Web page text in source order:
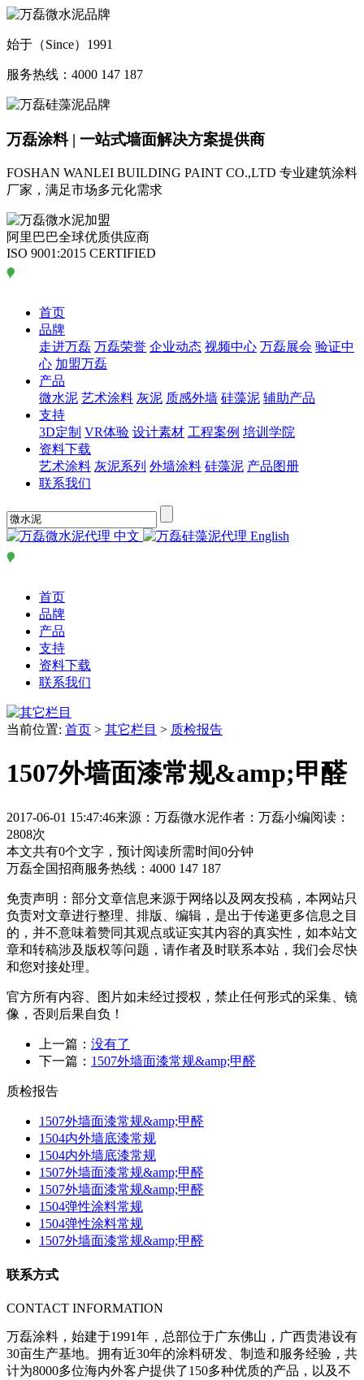
始于（Since）1991
服务热线：4000 147 187
万磊涂料 | 一站式墙面解决方案提供商
FOSHAN WANLEI BUILDING PAINT CO.,LTD 专业建筑涂料
厂家，满足市场多元化需求
阿里巴巴全球优质供应商
ISO 9001:2015 CERTIFIED
首页
品牌
走进万磊 万磊荣誉 企业动态 视频中心 万磊展会 验证中
心 加盟万磊
产品
微水泥 艺术涂料 灰泥 质感外墙 硅藻泥 辅助产品
支持
3D定制 VR体验 设计素材 工程案例 培训学院
资料下载
艺术涂料 灰泥系列 外墙涂料 硅藻泥 产品图册
联系我们
中文 English
首页
品牌
产品
支持
资料下载
联系我们
当前位置: 首页 > 其它栏目 > 质检报告
1507外墙面漆常规&amp;甲醛
2017-06-01 15:47:46来源：万磊微水泥作者：万磊小编阅读：
2808次
本文共有0个文字，预计阅读所需时间0分钟
万磊全国招商服务热线： 4000 147 187
免责声明：部分文章信息来源于网络以及网友投稿，本网站只
负责对文章进行整理、排版、编辑，是出于传递更多信息之目
的，并不意味着赞同其观点或证实其内容的真实性，如本站文
章和转稿涉及版权等问题，请作者及时联系本站，我们会尽快
和您对接处理。
官方所有内容、图片如未经过授权，禁止任何形式的采集、镜
像，否则后果自负！
上一篇： 没有了
下一篇： 1507外墙面漆常规&amp;甲醛
质检报告
1507外墙面漆常规&amp;甲醛
1504内外墙底漆常规
1504内外墙底漆常规
1507外墙面漆常规&amp;甲醛
1507外墙面漆常规&amp;甲醛
1504弹性涂料常规
1504弹性涂料常规
1507外墙面漆常规&amp;甲醛
联系方式
CONTACT INFORMATION
万磊涂料，始建于1991年，总部位于广东佛山，广西贵港设有
30亩生产基地。拥有近30年的涂料研发、制造和服务经验，共
计为8000多位海内外客户提供了150多种优质的产品，以及不